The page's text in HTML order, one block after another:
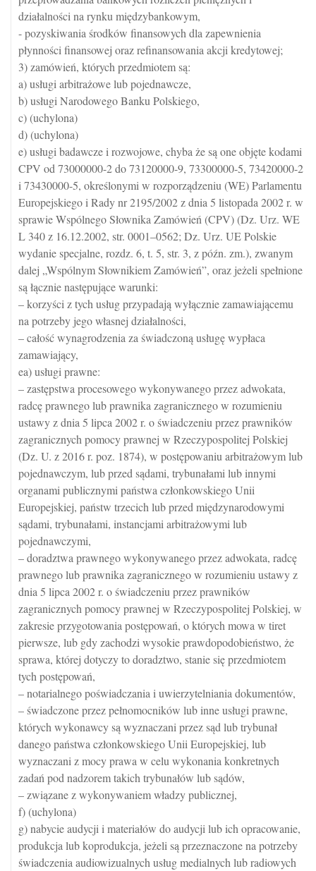
działalności na rynku międzybankowym,
- pozyskiwania środków finansowych dla zapewnienia
płynności finansowej oraz refinansowania akcji kredytowej;
3) zamówień, których przedmiotem są:
a) usługi arbitrażowe lub pojednawcze,
b) usługi Narodowego Banku Polskiego,
c) (uchylona)
d) (uchylona)
e) usługi badawcze i rozwojowe, chyba że są one objęte kodami
CPV od 73000000-2 do 73120000-9, 73300000-5, 73420000-2
i 73430000-5, określonymi w rozporządzeniu (WE) Parlamentu
Europejskiego i Rady nr 2195/2002 z dnia 5 listopada 2002 r. w
sprawie Wspólnego Słownika Zamówień (CPV) (Dz. Urz. WE
L 340 z 16.12.2002, str. 0001–0562; Dz. Urz. UE Polskie
wydanie specjalne, rozdz. 6, t. 5, str. 3, z późn. zm.), zwanym
dalej „Wspólnym Słownikiem Zamówień”, oraz jeżeli spełnione
są łącznie następujące warunki:
– korzyści z tych usług przypadają wyłącznie zamawiającemu
na potrzeby jego własnej działalności,
– całość wynagrodzenia za świadczoną usługę wypłaca
zamawiający,
ea) usługi prawne:
– zastępstwa procesowego wykonywanego przez adwokata,
radcę prawnego lub prawnika zagranicznego w rozumieniu
ustawy z dnia 5 lipca 2002 r. o świadczeniu przez prawników
zagranicznych pomocy prawnej w Rzeczypospolitej Polskiej
(Dz. U. z 2016 r. poz. 1874), w postępowaniu arbitrażowym lub
pojednawczym, lub przed sądami, trybunałami lub innymi
organami publicznymi państwa członkowskiego Unii
Europejskiej, państw trzecich lub przed międzynarodowymi
sądami, trybunałami, instancjami arbitrażowymi lub
pojednawczymi,
– doradztwa prawnego wykonywanego przez adwokata, radcę
prawnego lub prawnika zagranicznego w rozumieniu ustawy z
dnia 5 lipca 2002 r. o świadczeniu przez prawników
zagranicznych pomocy prawnej w Rzeczypospolitej Polskiej, w
zakresie przygotowania postępowań, o których mowa w tiret
pierwsze, lub gdy zachodzi wysokie prawdopodobieństwo, że
sprawa, której dotyczy to doradztwo, stanie się przedmiotem
tych postępowań,
– notarialnego poświadczania i uwierzytelniania dokumentów,
– świadczone przez pełnomocników lub inne usługi prawne,
których wykonawcy są wyznaczani przez sąd lub trybunał
danego państwa członkowskiego Unii Europejskiej, lub
wyznaczani z mocy prawa w celu wykonania konkretnych
zadań pod nadzorem takich trybunałów lub sądów,
– związane z wykonywaniem władzy publicznej,
f) (uchylona)
g) nabycie audycji i materiałów do audycji lub ich opracowanie,
produkcja lub koprodukcja, jeżeli są przeznaczone na potrzeby
świadczenia audiowizualnych usług medialnych lub radiowych